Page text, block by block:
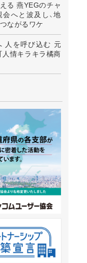
る 燕YEGのチャ
へと波及し、地
ながるワケ
人を呼び込む 元
情キラキラ橘商